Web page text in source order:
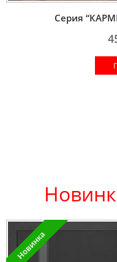
Серия
Новинка